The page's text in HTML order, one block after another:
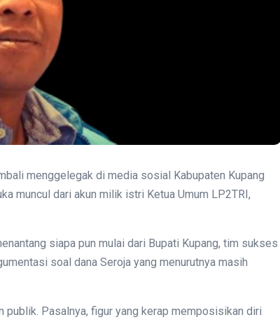
menggelegak di media sosial Kabupaten Kupang
muncul dari akun milik istri Ketua Umum LP2TRI,
siapa pun mulai dari Bupati Kupang, tim sukses
soal dana Seroja yang menurutnya masih
publik. Pasalnya, figur yang kerap memposisikan diri